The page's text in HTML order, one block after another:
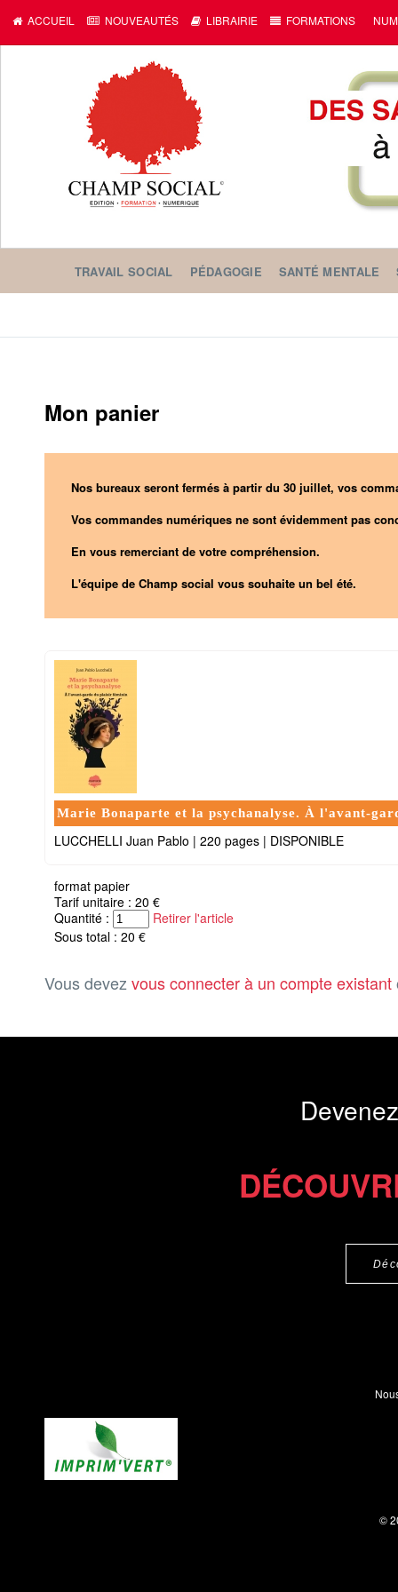
ACCUEIL NOUVEAUTÉS LIBRAIRIE FORMATIONS
TRAVAIL SOCIAL PÉDAGOGIE SANTÉ MENTALE
Mon panier
Nos bureaux seront fermés à partir du 30 juillet, vos
Vos commandes numériques ne sont évidemment pas
En vous remerciant de votre compréhension.
L'équipe de Champ social vous souhaite un bel été.
Marie Bonaparte et la psychanalyse. À l'avant-
LUCCHELLI Juan Pablo | 220 pages | DISPONIBLE
format papier
Tarif unitaire : 20 €
Quantité :
Retirer l'article
Sous total : 20 €
Vous devez vous connecter à un compte existant
©